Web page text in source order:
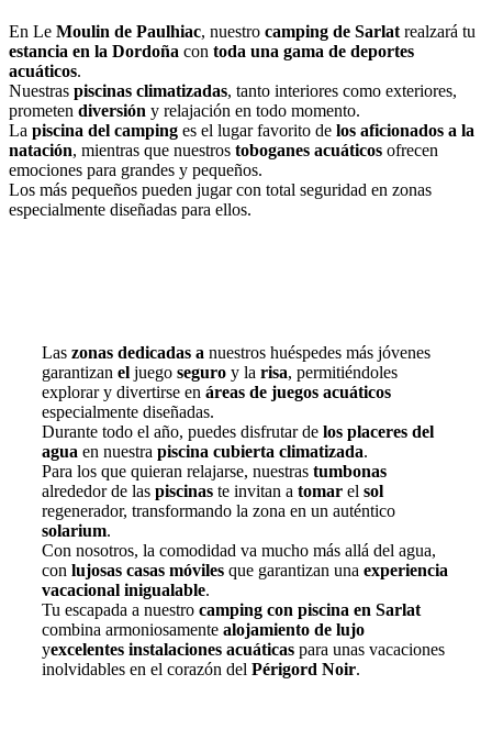
En Le Moulin de Paulhiac, nuestro camping de Sarlat realzará tu
estancia en la Dordoña con toda una gama de deportes
acuáticos.
Nuestras piscinas climatizadas, tanto interiores como exteriores,
prometen diversión y relajación en todo momento.
La piscina del camping es el lugar favorito de los aficionados a la
natación, mientras que nuestros toboganes acuáticos ofrecen
emociones para grandes y pequeños.
Los más pequeños pueden jugar con total seguridad en zonas
especialmente diseñadas para ellos.
Las zonas dedicadas a nuestros huéspedes más jóvenes
garantizan el juego seguro y la risa, permitiéndoles
explorar y divertirse en áreas de juegos acuáticos
especialmente diseñadas.
Durante todo el año, puedes disfrutar de los placeres del
agua en nuestra piscina cubierta climatizada.
Para los que quieran relajarse, nuestras tumbonas
alrededor de las piscinas te invitan a tomar el sol
regenerador, transformando la zona en un auténtico
solarium.
Con nosotros, la comodidad va mucho más allá del agua,
con lujosas casas móviles que garantizan una experiencia
vacacional inigualable.
Tu escapada a nuestro camping con piscina en Sarlat
combina armoniosamente alojamiento de lujo
yexcelentes instalaciones acuáticas para unas vacaciones
inolvidables en el corazón del Périgord Noir.